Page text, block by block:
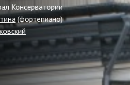
Консерватории
(фортепиано)